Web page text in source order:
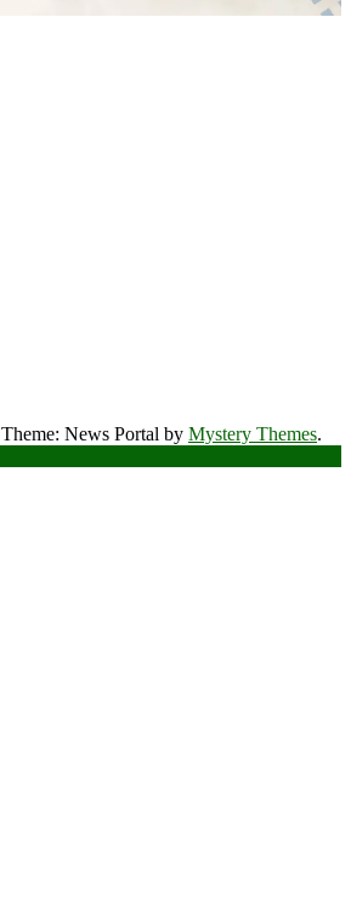
Theme: News Portal by Mystery Themes.